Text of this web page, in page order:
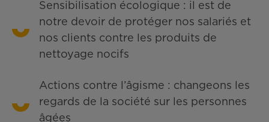
Sensibilisation écologique : il est de
notre devoir de protéger nos salariés et
nos clients contre les produits de
nettoyage nocifs
Actions contre l’âgisme : changeons les
regards de la société sur les personnes
âgées